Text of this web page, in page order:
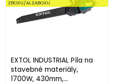
EXTOL INDUSTRIAL Píla na
stavebné materiály,
1700W, 430mm,
ZBOXU/ALZABOXU